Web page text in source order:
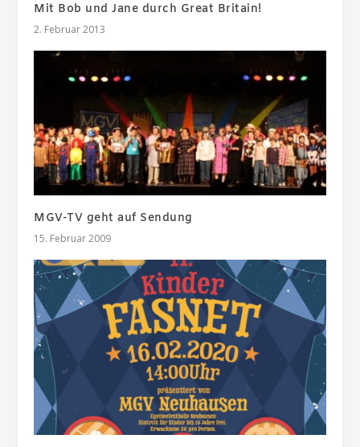
Mit Bob und Jane durch Great Britain!
2. Februar 2013
MGV-TV geht auf Sendung
15. Februar 2009